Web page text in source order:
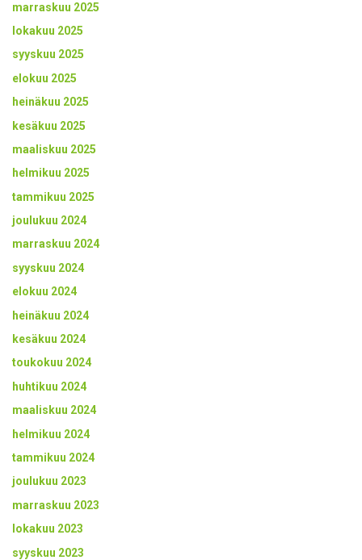
marraskuu 2025
lokakuu 2025
syyskuu 2025
elokuu 2025
heinäkuu 2025
kesäkuu 2025
maaliskuu 2025
helmikuu 2025
tammikuu 2025
joulukuu 2024
marraskuu 2024
syyskuu 2024
elokuu 2024
heinäkuu 2024
kesäkuu 2024
toukokuu 2024
huhtikuu 2024
maaliskuu 2024
helmikuu 2024
tammikuu 2024
joulukuu 2023
marraskuu 2023
lokakuu 2023
syyskuu 2023